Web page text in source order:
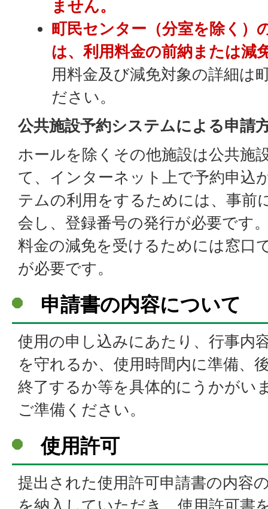
ません。
町民センター（分室を除く）
は、利用料金の前納または減
用料金及び減免対象の詳細は
ださい。
公共施設予約システムによる申請
ホールを除くその他施設は公共施
て、インターネット上で予約申込
テムの利用をするためには、事前
会し、登録番号の発行が必要です
料金の減免を受けるためには窓口
が必要です。
申請書の内容について
使用の申し込みにあたり、行事内
を守れるか、使用時間内に準備、
終了するか等を具体的にうかがい
ご準備ください。
使用許可
提出された使用許可申請書の内容
を納入していただき、使用許可書